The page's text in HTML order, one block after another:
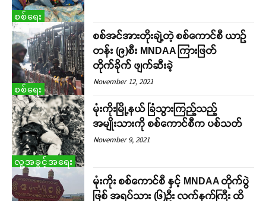
စစ်ရေး
စစ်ရေး
စစ်အင်အားတိုးချဲ့တဲ့ စစ်ကောင်စီ ယာဉ်
တန်း (၉)စီး MNDAA ကြားဖြတ်
တိုက်ခိုက် ဖျက်ဆီးခဲ့
November 12, 2021
လူ့အခွင့်အရေး
မုံးကိုးမြို့နယ် ခြံသွားကြည့်သည့်
အမျိုးသားကို စစ်ကောင်စီက ပစ်သတ်
November 9, 2021
မုံးကိုး စစ်ကောင်စီ နှင့် MNDAA တိုက်ပွဲ
ဖြစ် အရပ်သား (၆)ဦး လက်နက်ကြီး ထိ